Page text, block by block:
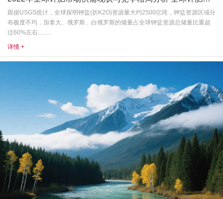
跟据USGS统计，全球探明钾盐(折K2O)资源量大约2500亿吨，钾盐资源区域分
布极度不均，加拿大、俄罗斯、白俄罗斯的储量占全球钾盐资源总储量比重超
过60%左右.........
详情 +